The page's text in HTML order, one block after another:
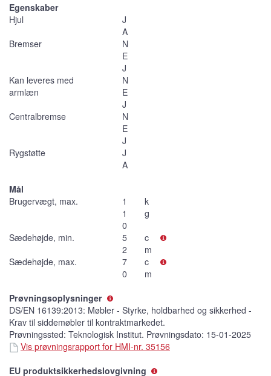
Egenskaber
Hjul
J
A
Bremser
N
E
J
Kan leveres med
armlæn
N
E
J
Centralbremse
N
E
J
Rygstøtte
J
A
Mål
Brugervægt, max.
1
1
0
k
g
Sædehøjde, min.
5
2
c
m
Sædehøjde, max.
7
0
c
m
Prøvningsoplysninger
DS/EN 16139:2013: Møbler - Styrke, holdbarhed og sikkerhed -
Krav til siddemøbler til kontraktmarkedet.
Prøvningssted: Teknologisk Institut. Prøvningsdato: 15-01-2025
Vis prøvningsrapport for HMI-nr. 35156
EU produktsikkerhedslovgivning